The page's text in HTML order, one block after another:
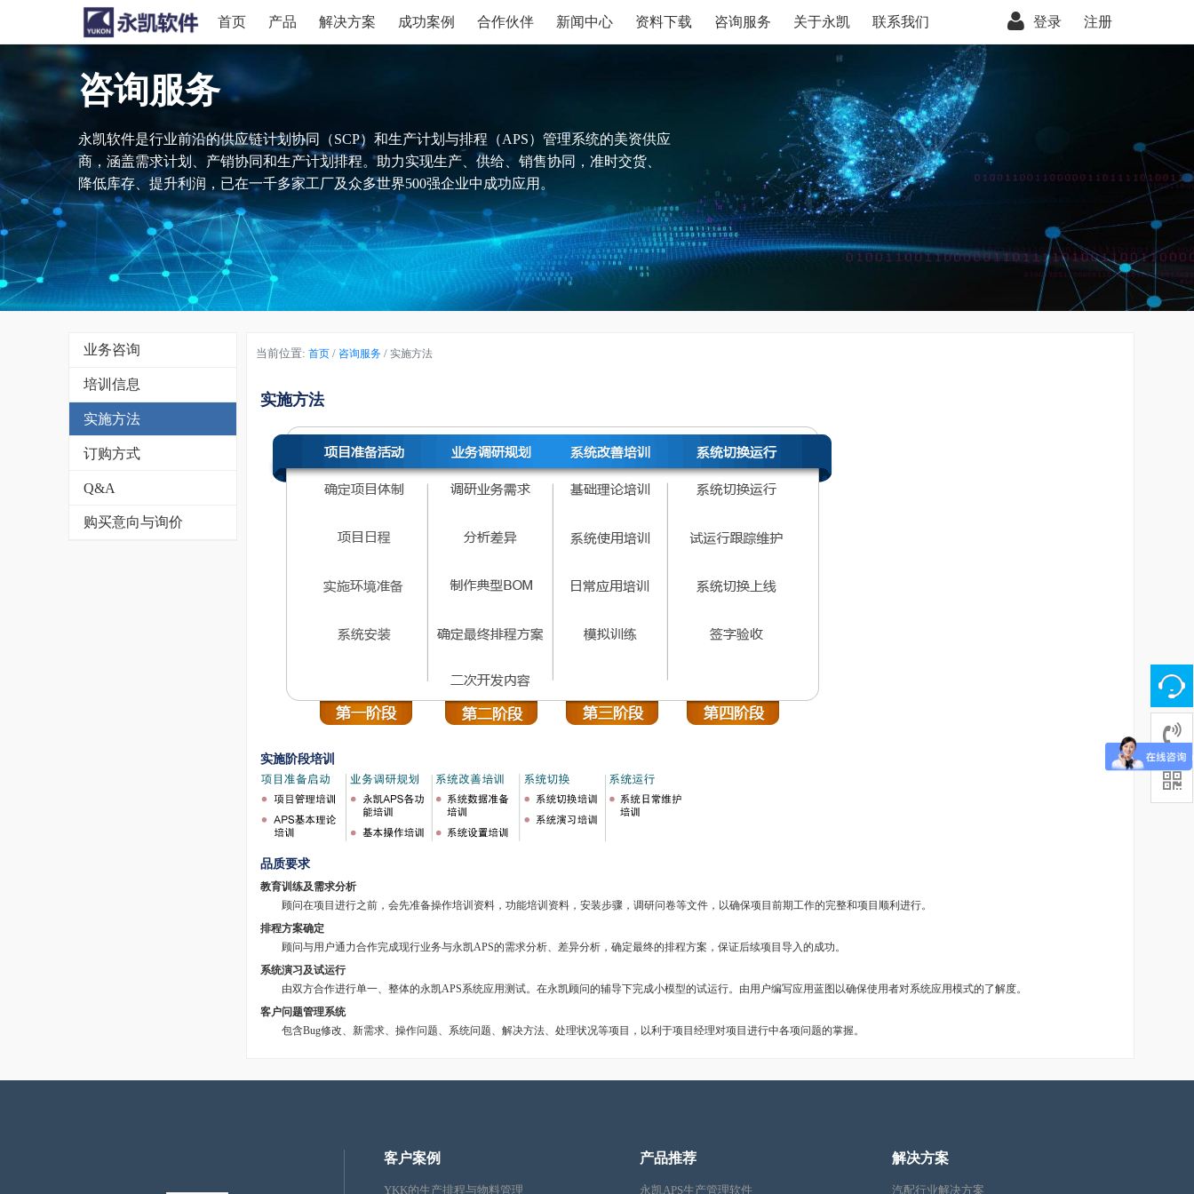
首页 产品 解决方案 成功案例 合作伙伴 新闻中心 资料下载 咨询服务 关于永凯 联系我们 登录 注册
咨询服务
永凯软件是行业前沿的供应链计划协同（SCP）和生产计划与排程（APS）管理系统的美资供应
商，涵盖需求计划、产销协同和生产计划排程。助力实现生产、供给、销售协同，准时交货、
降低库存、提升利润，已在一千多家工厂及众多世界500强企业中成功应用。
业务咨询
培训信息
实施方法
订购方式
Q&A
购买意向与询价
当前位置: 首页 / 咨询服务 / 实施方法
实施方法
实施阶段培训
品质要求
教育训练及需求分析
顾问在项目进行之前，会先准备操作培训资料，功能培训资料，安装步骤，调研问卷等文件，以确保项目前期工作的完整和项目顺利进行。
排程方案确定
顾问与用户通力合作完成现行业务与永凯APS的需求分析、差异分析，确定最终的排程方案，保证后续项目导入的成功。
系统演习及试运行
由双方合作进行单一、整体的永凯APS系统应用测试。在永凯顾问的辅导下完成小模型的试运行。由用户编写应用蓝图以确保使用者对系统应用模式的了解度。
客户问题管理系统
包含Bug修改、新需求、操作问题、系统问题、解决方法、处理状况等项目，以利于项目经理对项目进行中各项问题的掌握。
客户案例
YKK的生产排程与物料管理
产品推荐
永凯APS生产管理软件
解决方案
汽配行业解决方案